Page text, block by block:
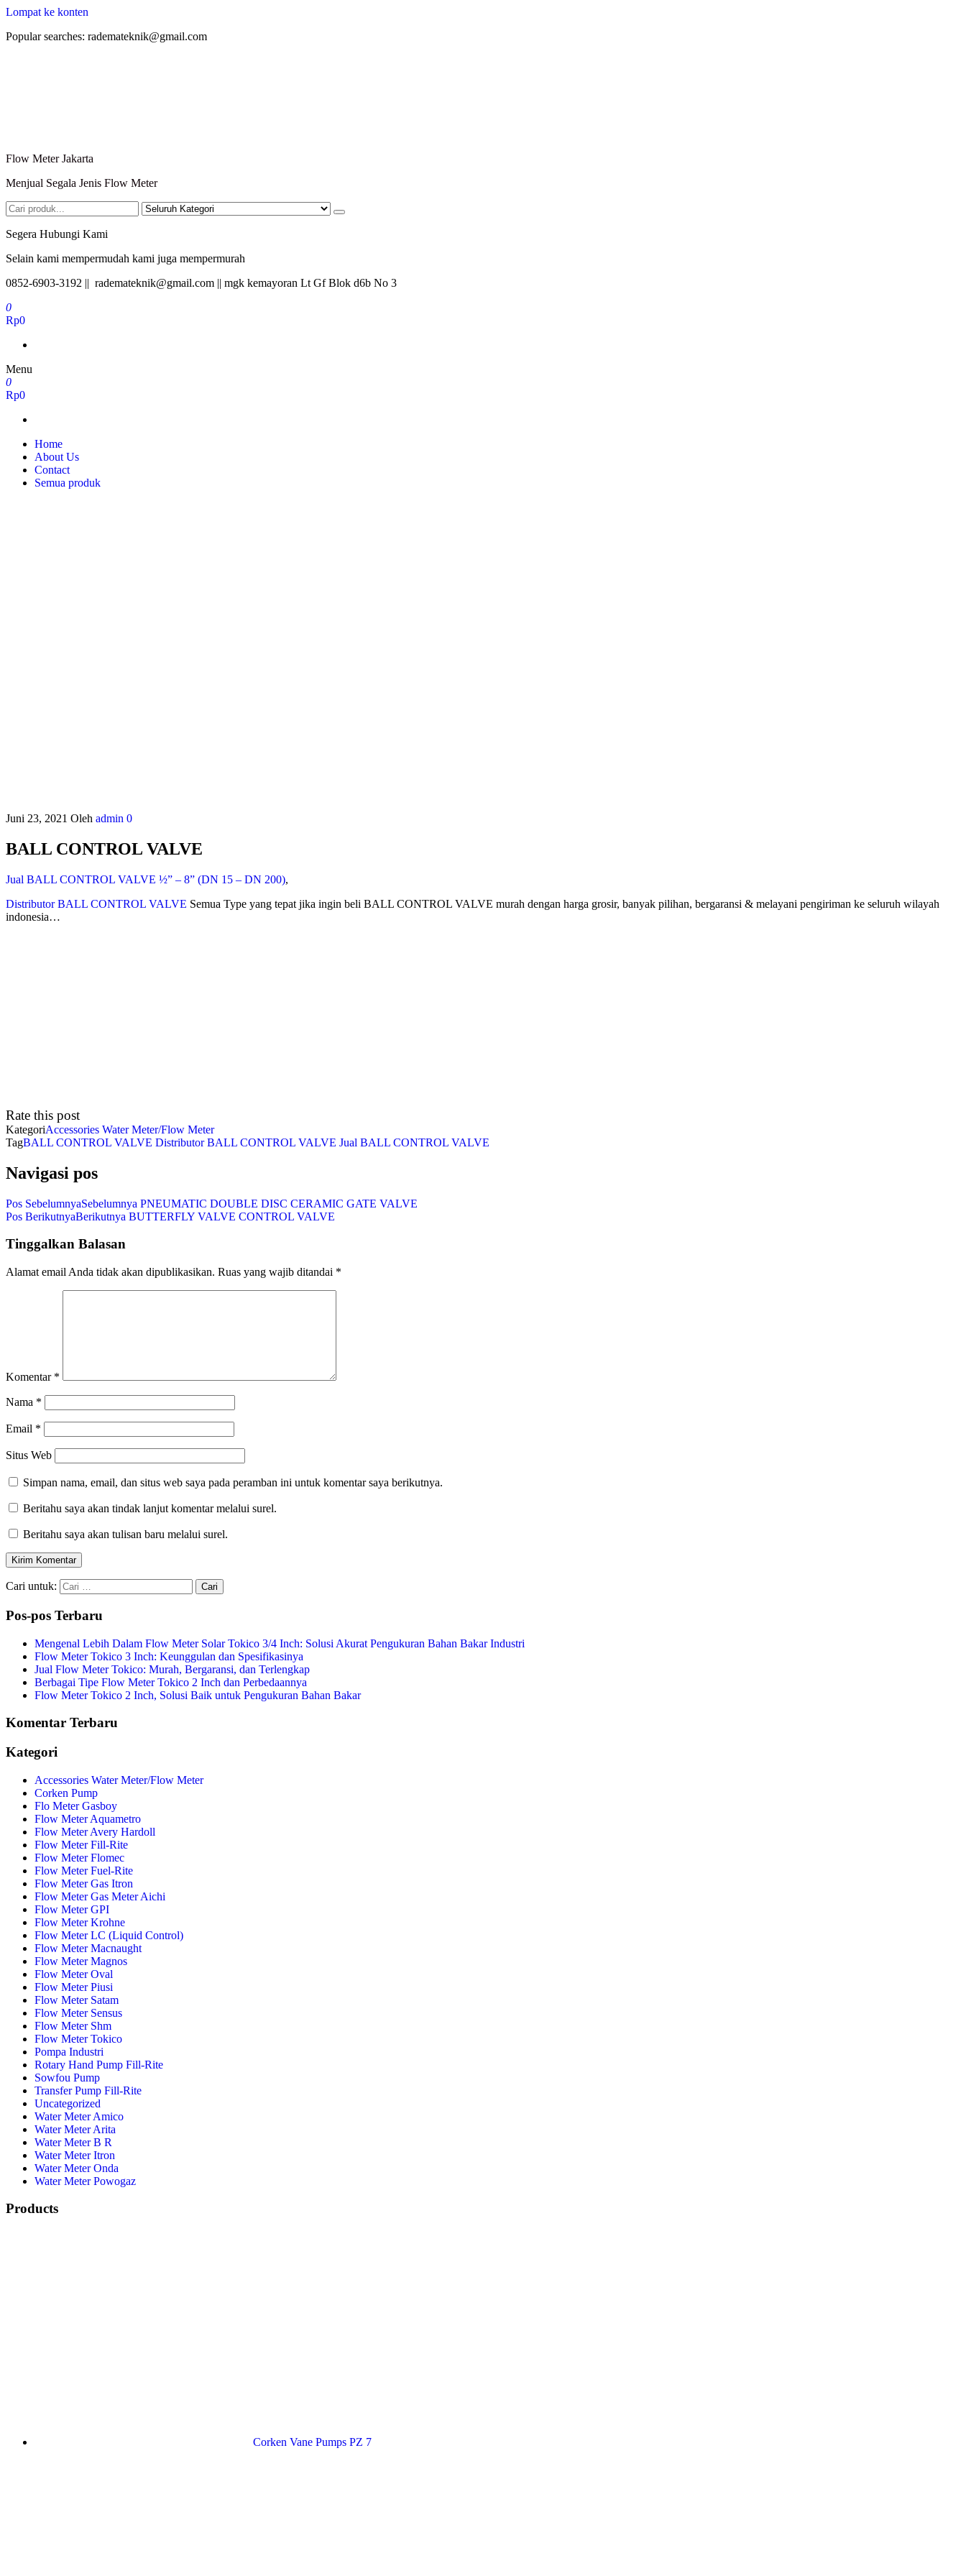
Lompat ke konten
Popular searches: rademateknik@gmail.com
Flow Meter Jakarta
Menjual Segala Jenis Flow Meter
Segera Hubungi Kami
Selain kami mempermudah kami juga mempermurah
0852-6903-3192 || rademateknik@gmail.com || mgk kemayoran Lt Gf Blok d6b No 3
0
Rp0
Menu
0
Rp0
Home
About Us
Contact
Semua produk
Juni 23, 2021 Oleh admin 0
BALL CONTROL VALVE
Jual BALL CONTROL VALVE ½” – 8” (DN 15 – DN 200),
Distributor BALL CONTROL VALVE Semua Type yang tepat jika ingin beli BALL CONTROL VALVE murah dengan harga grosir, banyak pilihan, bergaransi & melayani pengiriman ke seluruh wilayah
indonesia…
Rate this post
KategoriAccessories Water Meter/Flow Meter
TagBALL CONTROL VALVE Distributor BALL CONTROL VALVE Jual BALL CONTROL VALVE
Navigasi pos
Pos SebelumnyaSebelumnya PNEUMATIC DOUBLE DISC CERAMIC GATE VALVE
Pos BerikutnyaBerikutnya BUTTERFLY VALVE CONTROL VALVE
Tinggalkan Balasan
Alamat email Anda tidak akan dipublikasikan. Ruas yang wajib ditandai *
Komentar *
Nama *
Email *
Situs Web
Simpan nama, email, dan situs web saya pada peramban ini untuk komentar saya berikutnya.
Beritahu saya akan tindak lanjut komentar melalui surel.
Beritahu saya akan tulisan baru melalui surel.
Cari untuk:
Pos-pos Terbaru
Mengenal Lebih Dalam Flow Meter Solar Tokico 3/4 Inch: Solusi Akurat Pengukuran Bahan Bakar Industri
Flow Meter Tokico 3 Inch: Keunggulan dan Spesifikasinya
Jual Flow Meter Tokico: Murah, Bergaransi, dan Terlengkap
Berbagai Tipe Flow Meter Tokico 2 Inch dan Perbedaannya
Flow Meter Tokico 2 Inch, Solusi Baik untuk Pengukuran Bahan Bakar
Komentar Terbaru
Kategori
Accessories Water Meter/Flow Meter
Corken Pump
Flo Meter Gasboy
Flow Meter Aquametro
Flow Meter Avery Hardoll
Flow Meter Fill-Rite
Flow Meter Flomec
Flow Meter Fuel-Rite
Flow Meter Gas Itron
Flow Meter Gas Meter Aichi
Flow Meter GPI
Flow Meter Krohne
Flow Meter LC (Liquid Control)
Flow Meter Macnaught
Flow Meter Magnos
Flow Meter Oval
Flow Meter Piusi
Flow Meter Satam
Flow Meter Sensus
Flow Meter Shm
Flow Meter Tokico
Pompa Industri
Rotary Hand Pump Fill-Rite
Sowfou Pump
Transfer Pump Fill-Rite
Uncategorized
Water Meter Amico
Water Meter Arita
Water Meter B R
Water Meter Itron
Water Meter Onda
Water Meter Powogaz
Products
Corken Vane Pumps PZ 7